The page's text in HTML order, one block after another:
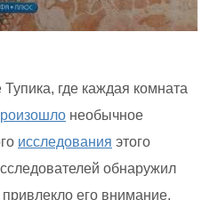
где каждая комната
необычное
исследования этого
обнаружил
его внимание.